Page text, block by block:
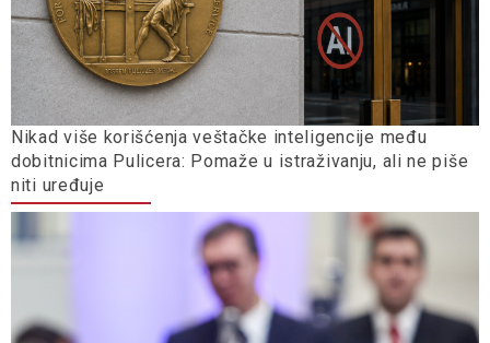
Nikad više korišćenja veštačke inteligencije među
dobitnicima Pulicera: Pomaže u istraživanju, ali ne piše
niti uređuje